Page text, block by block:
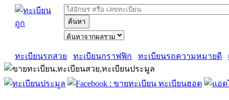
ค้นหา
ทะเบียนรถสวย ทะเบียนกราฟฟิก ทะเบียนรถความหมายดี